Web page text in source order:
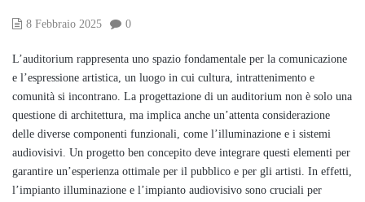
8 Febbraio 2025 0
L’auditorium rappresenta uno spazio fondamentale per la comunicazione
e l’espressione artistica, un luogo in cui cultura, intrattenimento e
comunità si incontrano. La progettazione di un auditorium non è solo una
questione di architettura, ma implica anche un’attenta considerazione
delle diverse componenti funzionali, come l’illuminazione e i sistemi
audiovisivi. Un progetto ben concepito deve integrare questi elementi per
garantire un’esperienza ottimale per il pubblico e per gli artisti. In effetti,
l’impianto illuminazione e l’impianto audiovisivo sono cruciali per